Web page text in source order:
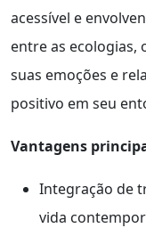
acessível e
entre as ecologias,
suas emoções e
positivo em seu
Vantagens
Integração de
vida